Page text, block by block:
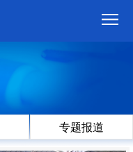
专题报道